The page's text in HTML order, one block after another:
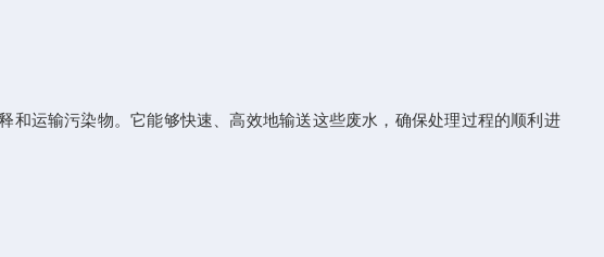
运输污染物。它能够快速、高效地输送这些废水，确保处理过程的顺利进